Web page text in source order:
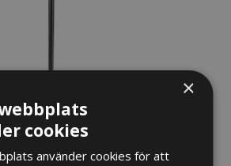
×
cookies
använder cookies för att